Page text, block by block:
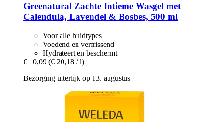
Greenatural Zachte Intieme Wasgel met
Calendula, Lavendel & Bosbes, 500 ml
Voor alle huidtypes
Voedend en verfrissend
Hydrateert en beschermt
€ 10,09 (€ 20,18 / l)
Bezorging uiterlijk op 13. augustus